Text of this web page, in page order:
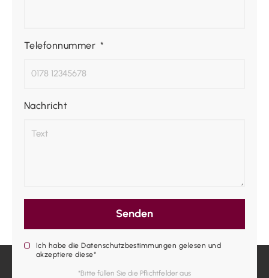
Telefonnummer
Nachricht
Ich habe die Datenschutzbestimmungen gelesen und
akzeptiere diese*
*Bitte füllen Sie die Pflichtfelder aus
Senden